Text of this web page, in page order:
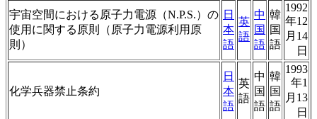
宇宙空間における原子力電源（N.P.S.）の
使用に関する原則（原子力電源利用原
則）
日
本
語
英
語
中
国
語
韓
国
語
1992
年12
月14
日
化学兵器禁止条約
日
本
語
英
語
中
国
語
韓
国
語
1993
年1
月13
日